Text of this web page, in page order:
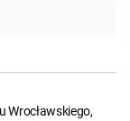
Wrocławskiego,